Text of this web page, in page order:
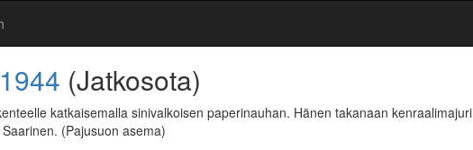
(Jatkosota)
katkaisemalla sinivalkoisen paperinauhan. Hänen takanaan kenraalimajuri
(Pajusuon asema)